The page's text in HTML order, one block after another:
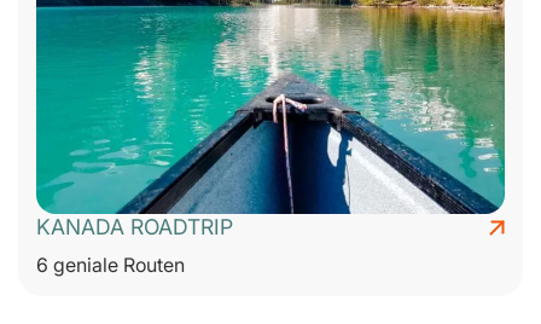
KANADA ROADTRIP
6 geniale Routen